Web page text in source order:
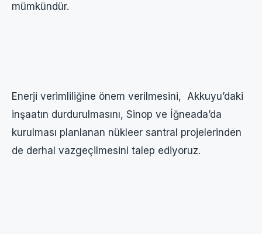
mümkündür.
Enerji verimliliğine önem verilmesini, Akkuyu’daki
inşaatın durdurulmasını, Sinop ve İğneada’da
kurulması planlanan nükleer santral projelerinden
de derhal vazgeçilmesini talep ediyoruz.